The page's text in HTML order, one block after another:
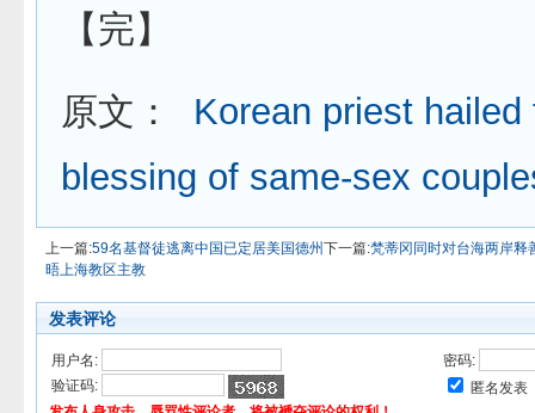
【完】
原文： Korean priest hailed
blessing of same-sex
上一篇:59名基督徒逃离中国已定居美国德州下一篇:梵蒂冈同时对台海两岸释
晤上海教区主教
发表评论
用户名:
密码:
验证码:
匿名发表